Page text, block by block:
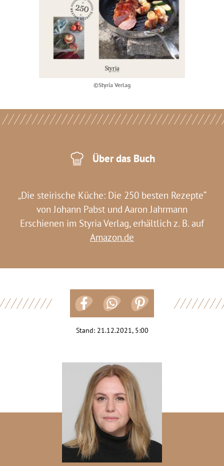
©Styria Verlag
Über das Buch
„Die steirische Küche: Die 250 besten Rezepte“
von Johann Pabst und Aaron Jahrmann
Erschienen im Styria Verlag, erhältlich z. B. auf
Amazon.de
Stand: 21.12.2021, 5:00